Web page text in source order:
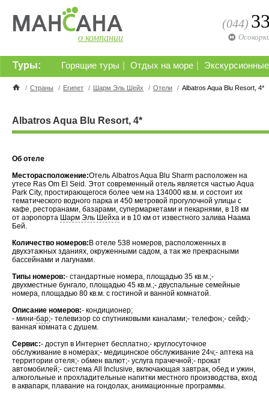
о компании
(044)
Горящие туры Отдых на море
Туры:
/ Страны / Египет / Шарм Эль Шейх / Отели / Albatros Aqua Blu Resort, 4*
Albatros Aqua Blu Resort, 4*
Об отеле
Месторасположение:Отель Albatros Aqua Blu Sharm расположен на
утесе Ras Om El Seid. Этот современный отель является частью Aqua
Park City, простирающегося более чем на 134000 кв.м. и состоит их
тематического водного парка и 450 метровой прогулочной улицы с
кафе, ресторанами, базарами, супермаркетами и пекарнями, в 18 км
от аэропорта Шарм Эль Шейха и в 10 км от известного залива Наама
Бей.
Количество номеров: В отеле 538 номеров, расположенных в
двухэтажных зданиях, окруженными садом, а так же прекрасными
бассейнами и лагунами.
Типы номеров:- стандартные номера, площадью 35 кв.м.;-
двухместные бунгало, площадью 45 кв.м.;- двуспальные семейные
номера, площадью 80 кв.м. с гостиной и ванной комнатой.
Описание номеров:- кондиционер;
- мини-бар;- телевизор со спутниковыми каналами;- телефон;- сейф;-
ванная комната с душем.
Сервис:- доступ в Интернет бесплатно;- круглосуточное
обслуживание в номерах;- медицинское обслуживание 24ч;- аптека на
территории отеля;- обмен валют;- услуга прачечной;- прокат
автомобилей;- система All Inclusive, включающая завтрак, обед и ужин,
алкогольные и прохладительные напитки местного производства, вход
в аквапарк, плавание на гондолах, анимационные программы.